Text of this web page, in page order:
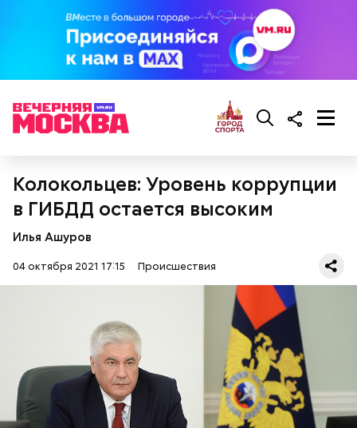
Колокольцев: Уровень коррупции
в ГИБДД остается высоким
Илья Ашуров
04 октября 2021 17:15 Происшествия
случились
163
дорожно-транспортных происшествия (ДТП), в
которых пострадал 181 человек и еще шесть